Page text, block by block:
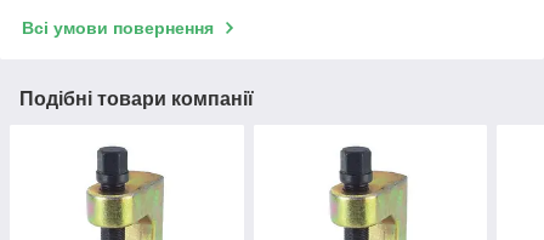
Всі умови повернення
Подібні товари компанії